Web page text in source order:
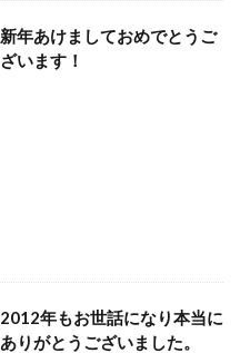
新年あけましておめでとうご
ざいます！
2012年もお世話になり本当に
ありがとうございました。